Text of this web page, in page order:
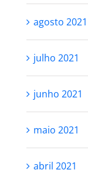
agosto 2021
julho 2021
junho 2021
maio 2021
abril 2021